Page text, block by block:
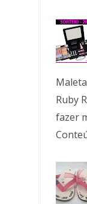
Ruby
fazer